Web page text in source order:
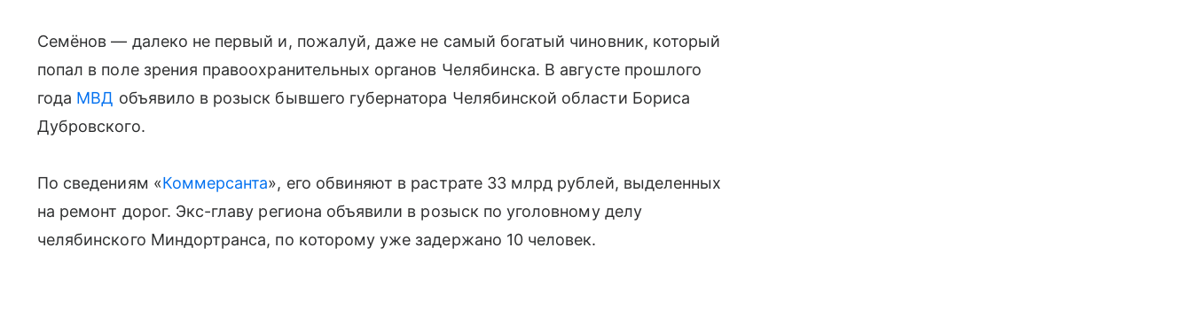
Семёнов — далеко не первый и, пожалуй, даже не самый богатый чиновник, который
попал в поле зрения правоохранительных органов Челябинска. В августе прошлого
года МВД объявило в розыск бывшего губернатора Челябинской области Бориса
Дубровского.
По сведениям «Коммерсанта», его обвиняют в растрате 33 млрд рублей, выделенных
на ремонт дорог. Экс-главу региона объявили в розыск по уголовному делу
челябинского Миндортранса, по которому уже задержано 10 человек.